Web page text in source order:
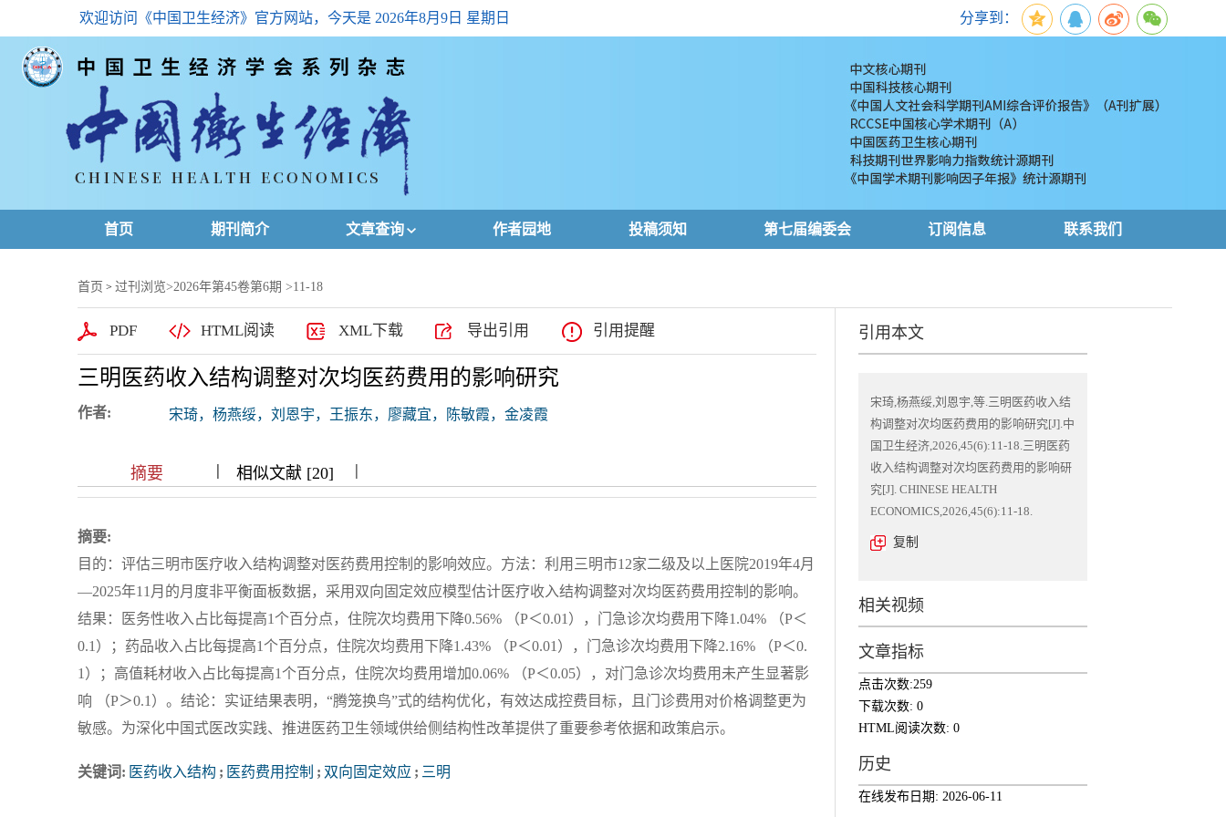
欢迎访问《中国卫生经济》官方网站，今天是 2026年8月9日 星期日 分享到：
首页 期刊简介 文章查询
高级查询
下载排名
浏览排名
作者园地 投稿须知 第七届编委会 订阅信息 联系我们
首页 > 过刊浏览>2026年第45卷第6期 >11-18
PDF HTML阅读 XML下载 导出引用 引用提醒
三明医药收入结构调整对次均医药费用的影响研究
作者: 宋琦，杨燕绥，刘恩宇，王振东，廖藏宜，陈敏霞，金凌霞
摘要 |||| 相似文献 [20] |||
摘要:
目的：评估三明市医疗收入结构调整对医药费用控制的影响效应。方法：利用三明市12家二级及以上医院2019年4月
—2025年11月的月度非平衡面板数据，采用双向固定效应模型估计医疗收入结构调整对次均医药费用控制的影响。
结果：医务性收入占比每提高1个百分点，住院次均费用下降0.56% （P＜0.01），门急诊次均费用下降1.04% （P＜
0.1）；药品收入占比每提高1个百分点，住院次均费用下降1.43% （P＜0.01），门急诊次均费用下降2.16% （P＜0.
1）；高值耗材收入占比每提高1个百分点，住院次均费用增加0.06% （P＜0.05），对门急诊次均费用未产生显著影
响 （P＞0.1）。结论：实证结果表明，“腾笼换鸟”式的结构优化，有效达成控费目标，且门诊费用对价格调整更为
敏感。为深化中国式医改实践、推进医药卫生领域供给侧结构性改革提供了重要参考依据和政策启示。
关键词: 医药收入结构 ; 医药费用控制 ; 双向固定效应 ; 三明
引用本文
宋琦,杨燕绥,刘恩宇,等.三明医药收入结
构调整对次均医药费用的影响研究[J].中
国卫生经济,2026,45(6):11-18.三明医药
收入结构调整对次均医药费用的影响研
究[J]. CHINESE HEALTH
ECONOMICS,2026,45(6):11-18.
复制
相关视频
文章指标
点击次数:259
下载次数: 0
HTML阅读次数: 0
历史
在线发布日期: 2026-06-11